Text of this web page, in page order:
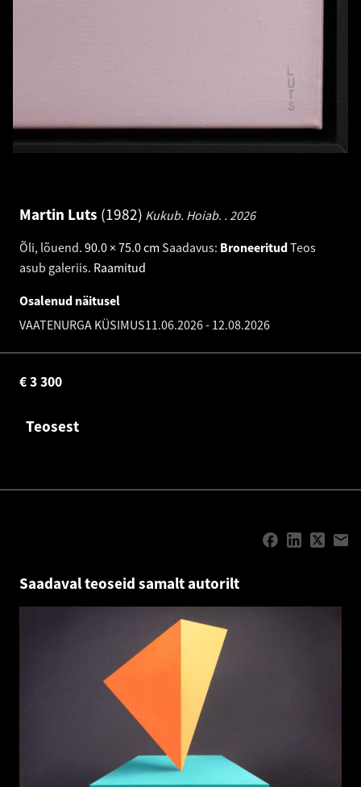
Martin Luts 1982 Kukub. Hoiab. . 2026
Õli, lõuend. 90.0 × 75.0 cm Saadavus: BroneeritudTeos
asub galeriis. Raamitud
Osalenud näitusel
VAATENURGA KÜSIMUS11.06.2026- 12.08.2026
3 300
€
Teosest
Saadaval teoseid samalt autorilt